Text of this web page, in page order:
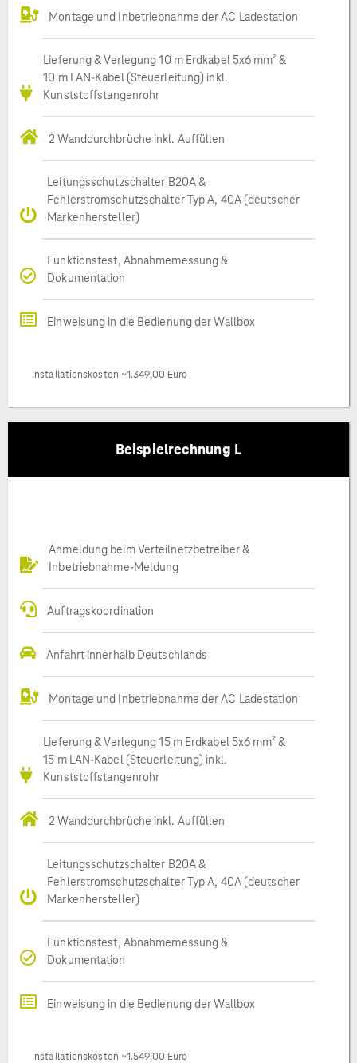
Montage und Inbetriebnahme der AC Ladestation
Lieferung & Verlegung 10 m Erdkabel 5x6 mm² &
10 m LAN-Kabel (Steuerleitung) inkl.
Kunststoffstangenrohr
2 Wanddurchbrüche inkl. Auffüllen
Leitungsschutzschalter B20A &
Fehlerstromschutzschalter Typ A, 40A (deutscher
Markenhersteller)
Funktionstest, Abnahmemessung &
Dokumentation
Einweisung in die Bedienung der Wallbox
Installationskosten ~1.349,00 Euro
Beispielrechnung L
Anmeldung beim Verteilnetzbetreiber &
Inbetriebnahme-Meldung
Auftragskoordination
Anfahrt innerhalb Deutschlands
Montage und Inbetriebnahme der AC Ladestation
Lieferung & Verlegung 15 m Erdkabel 5x6 mm² &
15 m LAN-Kabel (Steuerleitung) inkl.
Kunststoffstangenrohr
2 Wanddurchbrüche inkl. Auffüllen
Leitungsschutzschalter B20A &
Fehlerstromschutzschalter Typ A, 40A (deutscher
Markenhersteller)
Funktionstest, Abnahmemessung &
Dokumentation
Einweisung in die Bedienung der Wallbox
Installationskosten ~1.549,00 Euro